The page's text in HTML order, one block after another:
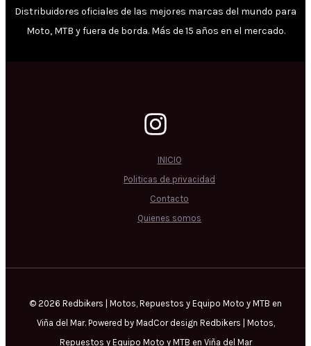
Distribuidores oficiales de las mejores marcas del mundo para
Moto, MTB y fuera de borda. Más de 15 años en el mercado.
INICIO
Politicas de privacidad
Contacto
Quienes somos
© 2026 Redbikers | Motos, Repuestos y Equipo Moto y MTB en
Viña del Mar. Powered by MadCor design Redbikers | Motos,
Repuestos y Equipo Moto y MTB en Viña del Mar